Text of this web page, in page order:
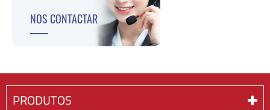
NOS CONTACTAR
PRODUTOS